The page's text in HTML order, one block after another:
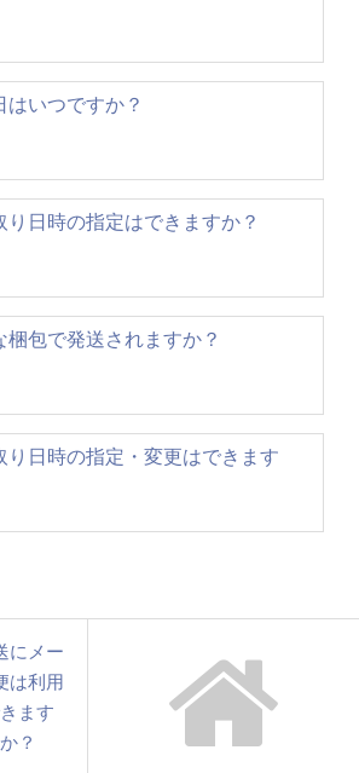
はいつですか？
り日時の指定はできますか？
梱包で発送されますか？
り日時の指定・変更はできます
にメー
は利用
ます
か？